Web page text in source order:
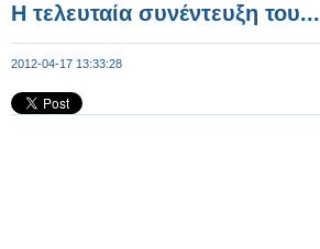
Η τελευταία συνέντευξη του...
2012-04-17 13:33:28